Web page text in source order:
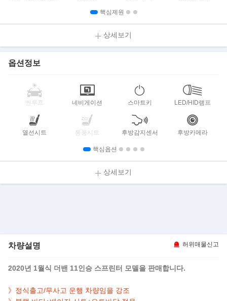
핵심제원
상세보기
옵션정보
썬루프 네비게이션 스마트키 LED/HID램프
열선시트 통풍시트 후방감지센서 후방카메라
핵심옵션
상세보기
차량설명 허위매물신고
2020년 1월식 더밴 11인승 스프린터 모델을 판매합니다.
》정식출고/무사고 운행 차량임을 강조